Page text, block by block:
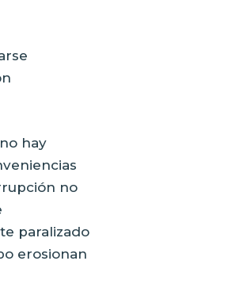
hay
no
paralizado
erosionan